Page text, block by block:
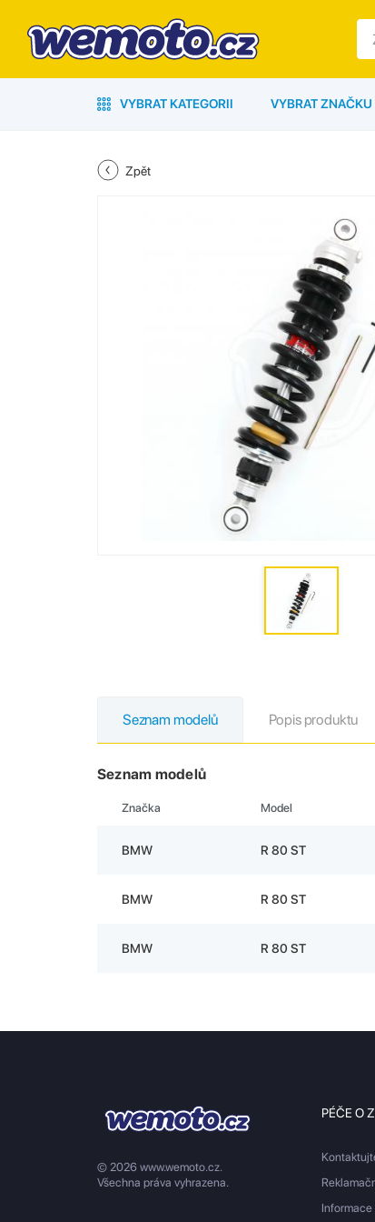
VYBRAT KATEGORII VYBRAT ZNAČKU
Zpět
Seznam modelů Popis produktu
Seznam modelů
Značka Model
BMW R 80 ST
BMW R 80 ST
BMW R 80 ST
© 2026 www.wemoto.cz.
Všechna práva vyhrazena.
PÉČE O
Informace